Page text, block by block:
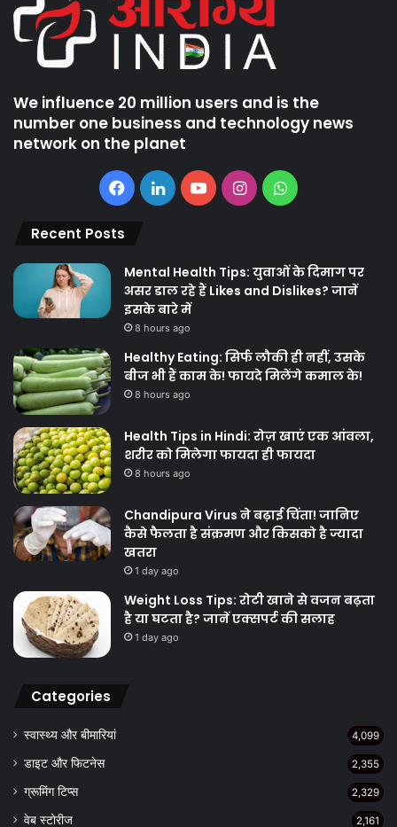
We influence 20 million users and is the
number one business and technology news
network on the planet
Facebook
LinkedInYouTubeInstagramWhatsApp
Recent Posts
Mental Health Tips: युवाओं के दिमाग पर
असर डाल रहे हैं Likes and Dislikes? जानें
इसके बारे में
8 hours ago
Healthy Eating: सिर्फ लौकी ही नहीं, उसके
बीज भी हैं काम के! फायदे मिलेंगे कमाल के!
8 hours ago
Health Tips in Hindi: रोज़ खाएं एक आंवला,
शरीर को मिलेगा फायदा ही फायदा
8 hours ago
Chandipura Virus ने बढ़ाई चिंता! जानिए
कैसे फैलता है संक्रमण और किसको है ज्यादा
खतरा
1 day ago
Weight Loss Tips: रोटी खाने से वजन बढ़ता
है या घटता है? जानें एक्सपर्ट की सलाह
1 day ago
Categories
स्वास्थ्य और बीमारियां 4,099
डाइट और फिटनेस 2,355
ग्रूमिंग टिप्स 2,329
वेब स्टोरीज 2,161